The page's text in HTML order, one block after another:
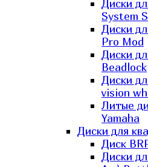
Диски
System
Диски
Pro Mod
Диски
Beadlock
Диски
vision
Литые
Yamaha
Диски для
Диск
Диски